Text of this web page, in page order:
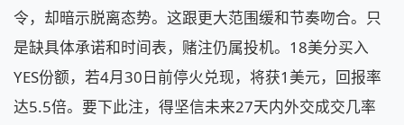
令，却暗示脱离态势。这跟更大范围缓和节奏吻合。只
是缺具体承诺和时间表，赌注仍属投机。18美分买入
YES份额，若4月30日前停火兑现，将获1美元，回报率
达5.5倍。要下此注，得坚信未来27天内外交成交几率